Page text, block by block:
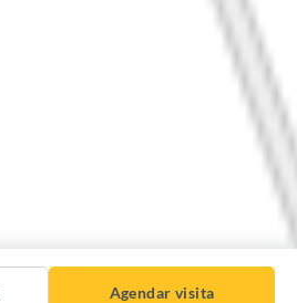
Agendar visita